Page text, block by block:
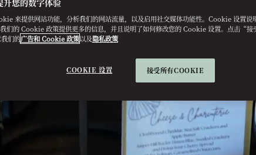
升您的数字体验
来提供网站功能，分析我们的网站流量，以及启用社交媒体功能性。Cookie 设置说
们的 Cookie 政策提供更多的信息，并且说明了如何修改您的 Cookie 设置。点击“接
们的广告和 Cookie 政策以及隐私政策
COOKIE 设置 接受所有COOKIE